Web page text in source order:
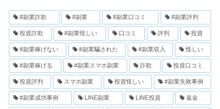
#副業詐欺 #副業 #副業口コミ #副業評判
投資詐欺 #副業怪しい 口コミ 評判 投資
#副業稼げない #副業騙された #副業収入 怪しい
#副業稼げる #副業スマホ副業 詐欺 投資口コミ
投資評判 スマホ副業 投資怪しい #副業失敗事例
#副業成功事例 LINE副業 LINE投資 返金